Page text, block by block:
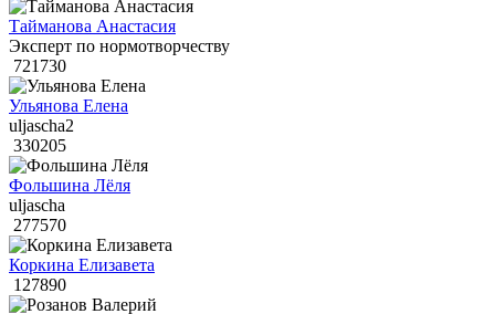
Тайманова Анастасия
Эксперт по нормотворчеству
721730
Ульянова Елена
uljascha2
330205
Фольшина Лёля
uljascha
277570
Коркина Елизавета
127890